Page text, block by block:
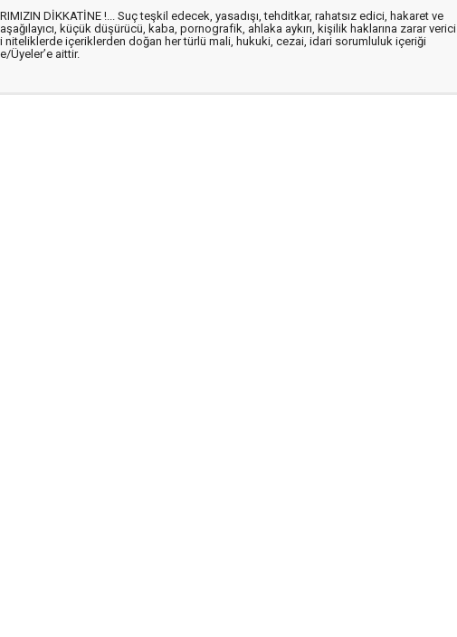
DİKKATİNE !... Suç teşkil edecek, yasadışı, tehditkar, rahatsız edici, hakaret ve
küçük düşürücü, kaba, pornografik, ahlaka aykırı, kişilik haklarına zarar verici
niteliklerde içeriklerden doğan her türlü mali, hukuki, cezai, idari sorumluluk içeriği
Üyeler’e aittir.